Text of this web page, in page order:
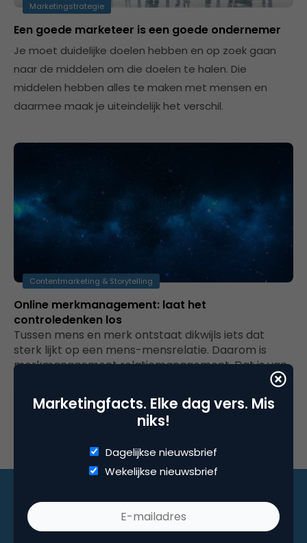
Marketingstrategie
Een goede marketeer is een goede ondernemer
Je moet duidelijke doelen hebben en op zoek gaan
naar de middelen om die doelen te halen. Die
middelen hebben alles te maken met mensen en
daarmee maak je uiteindelijk het verschil.
Contentmarketing & Storytelling
Online merkmanagement: laat het
controledenken los
Tussen mens en merk ontstaat dikwijls iets dat
sterk lijkt op een mens-mensrelatie. Daarom is
merkmanagement relatiemanagement. Dat is van…
Marketingfacts. Elke dag vers. Mis
niks!
Dagelijkse nieuwsbrief
Wekelijkse nieuwsbrief
Marketingfacts. Elke dag vers. Mis niks!